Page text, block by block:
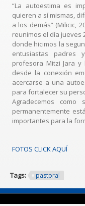
“La autoestima es
quieren a sí mismas,
a los demás” (Milicic,
reunimos el día jueves
donde hicimos la
entusiastas padres
profesora Mitzi Jara y
desde la conexión
acercarse a una
para fortalecer su
Agradecemos
permanentemente
importantes para la
FOTOS CLICK AQUÍ
Tags: pastoral